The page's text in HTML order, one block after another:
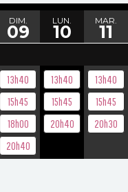
DIM.
09
LUN.
10
MAR.
11
13h40
15h45
18h00
20h40
13h40
15h45
20h40
13h40
15h45
20h30